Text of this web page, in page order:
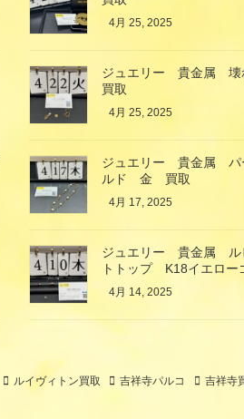
4月 25, 2025
ジュエリー 貴金属
買取
4月 25, 2025
ジュエリー 貴金属 パ
ルド 金 買取
4月 17, 2025
ジュエリー 貴金属
トトップ K18イエロ
4月 14, 2025
ルイヴィトン買取 吉祥寺パルコ 吉祥寺